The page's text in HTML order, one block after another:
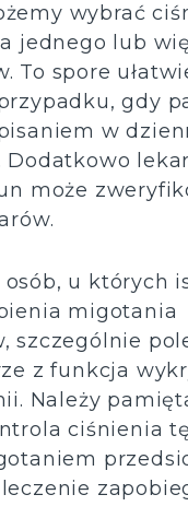
wybrać
jednego lub
To spore
gdy
w
może
u których
migotania
szczególnie
z funkcja
Należy
ciśnienia